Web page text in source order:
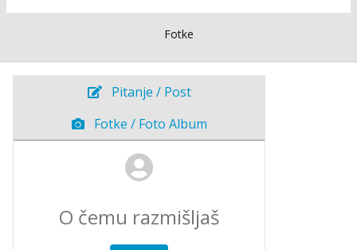
Fotke
Pitanje / Post
Fotke / Foto Album